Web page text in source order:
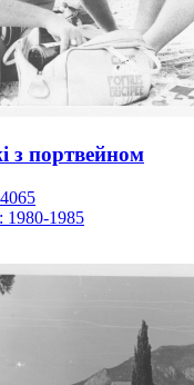
з портвейном
1980-1985